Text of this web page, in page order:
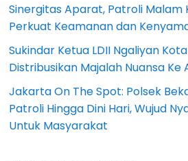
Sinergitas Aparat, Patroli
Perkuat Keamanan dan
Sukindar Ketua LDII Ngaliyan
Distribusikan Majalah Nuansa Ke
Jakarta On The Spot: Polsek
Patroli Hingga Dini Hari, Wujud
Untuk Masyarakat